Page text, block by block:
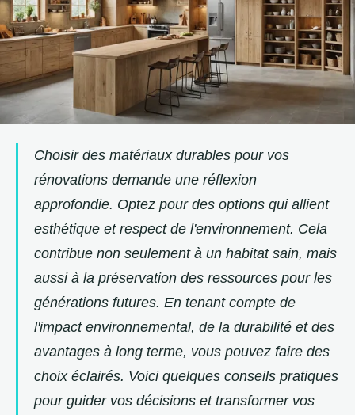
Choisir des matériaux durables pour vos
rénovations demande une réflexion
approfondie. Optez pour des options qui allient
esthétique et respect de l'environnement. Cela
contribue non seulement à un habitat sain, mais
aussi à la préservation des ressources pour les
générations futures. En tenant compte de
l'impact environnemental, de la durabilité et des
avantages à long terme, vous pouvez faire des
choix éclairés. Voici quelques conseils pratiques
pour guider vos décisions et transformer vos